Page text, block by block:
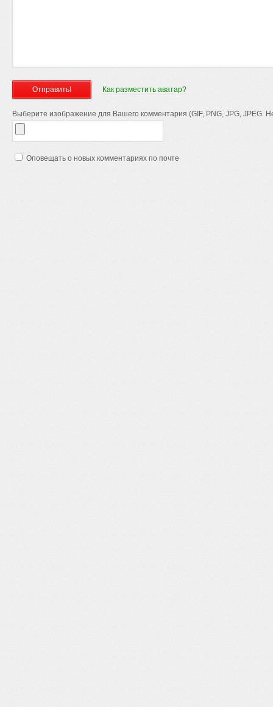
Как разместить аватар?
Выберите изображение для Вашего комментария (GIF, PNG, JPG, JPEG.
Оповещать о новых комментариях по почте